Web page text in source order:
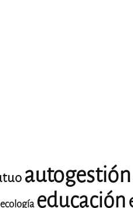
autogestión
ecología educación